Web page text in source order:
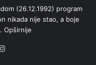
(26.12.1992) program
nikada nije stao, a boje
Opširnije